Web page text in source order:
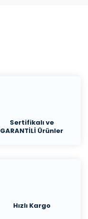
Sertifikalı ve
GARANTİLİ Ürünler
Hızlı Kargo